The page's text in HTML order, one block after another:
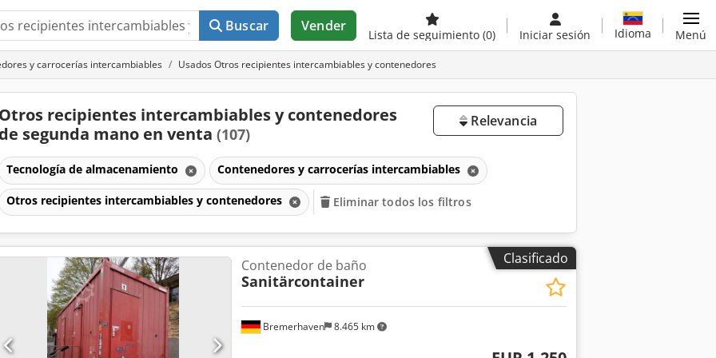
Buscar Vender
Lista de seguimiento (0) Iniciar sesión Idioma Menú
y carrocerías intercambiables Usados Otros recipientes intercambiables y contenedores
recipientes intercambiables y contenedores
segunda mano en venta (107)
Relevancia
Tecnología de almacenamiento Contenedores y carrocerías intercambiables
Otros recipientes intercambiables y contenedores Eliminar todos los filtros
Clasificado
Bremerhaven 8.465 km
Contenedor de baño
Sanitärcontainer